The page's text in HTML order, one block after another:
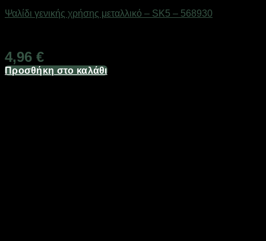
Ψαλίδι γενικής χρήσης μεταλλικό – SK5 – 568930
4,96 €
Προσθήκη στο καλάθι